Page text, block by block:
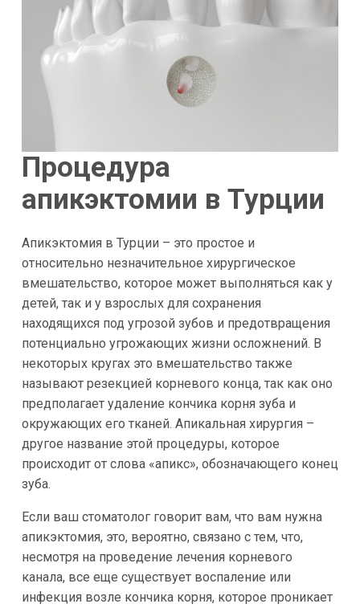
Процедура
апикэктомии в Турции
Апикэктомия в Турции – это простое и
относительно незначительное хирургическое
вмешательство, которое может выполняться как у
детей, так и у взрослых для сохранения
находящихся под угрозой зубов и предотвращения
потенциально угрожающих жизни осложнений. В
некоторых кругах это вмешательство также
называют резекцией корневого конца, так как оно
предполагает удаление кончика корня зуба и
окружающих его тканей. Апикальная хирургия –
другое название этой процедуры, которое
происходит от слова «апикс», обозначающего конец
зуба.
Если ваш стоматолог говорит вам, что вам нужна
апикэктомия, это, вероятно, связано с тем, что,
несмотря на проведение лечения корневого
канала, все еще существует воспаление или
инфекция возле кончика корня, которое проникает